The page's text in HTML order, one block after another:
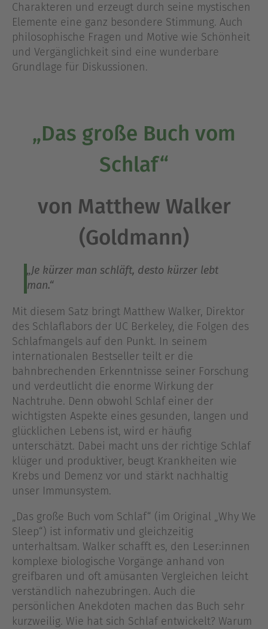
Charakteren und erzeugt durch seine mystischen
Elemente eine ganz besondere Stimmung. Auch
philosophische Fragen und Motive wie Schönheit
und Vergänglichkeit sind eine wunderbare
Grundlage für Diskussionen.
„Das große Buch vom
Schlaf“
von Matthew Walker
(Goldmann)
„Je kürzer man schläft, desto kürzer lebt
man.“
Mit diesem Satz bringt Matthew Walker, Direktor
des Schlaflabors der UC Berkeley, die Folgen des
Schlafmangels auf den Punkt. In seinem
internationalen Bestseller teilt er die
bahnbrechenden Erkenntnisse seiner Forschung
und verdeutlicht die enorme Wirkung der
Nachtruhe. Denn obwohl Schlaf einer der
wichtigsten Aspekte eines gesunden, langen und
glücklichen Lebens ist, wird er häufig
unterschätzt. Dabei macht uns der richtige Schlaf
klüger und produktiver, beugt Krankheiten wie
Krebs und Demenz vor und stärkt nachhaltig
unser Immunsystem.
„Das große Buch vom Schlaf“ (im Original „Why We
Sleep“) ist informativ und gleichzeitig
unterhaltsam. Walker schafft es, den Leser:innen
komplexe biologische Vorgänge anhand von
greifbaren und oft amüsanten Vergleichen leicht
verständlich nahezubringen. Auch die
persönlichen Anekdoten machen das Buch sehr
kurzweilig. Wie hat sich Schlaf entwickelt? Warum